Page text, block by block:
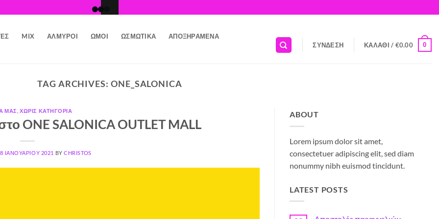
MIX ΑΛΜΥΡΟΊ ΩΜΟΊ ΩΣΜΩΤΙΚΆ ΑΠΟΞΗΡΑΜΈΝΑ
ΣΎΝΔΕΣΗ ΚΑΛΆΘΙ / €0.00 0
TAG ARCHIVES: ONE_SALONICA
ΜΑΣ ,ΧΩΡΊΣ ΚΑΤΗΓΟΡΊΑ
ONE SALONICA OUTLET MALL
ΙΑΝΟΥΑΡΊΟΥ 2021 BYCHRISTOS
ABOUT
Lorem ipsum dolor sit amet,
consectetuer adipiscing elit, sed diam
nonummy nibh euismod tincidunt.
LATEST POSTS